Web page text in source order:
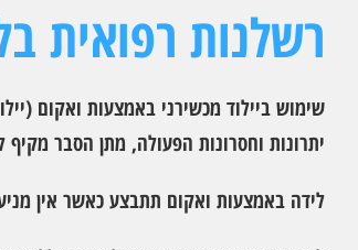
רשלנות רפואית
שימוש ביילוד מכשירני באמצעות ואקום
יתרונות וחסרונות הפעולה, מתן הסבר
לידה באמצעות ואקום תתבצע כאשר אין